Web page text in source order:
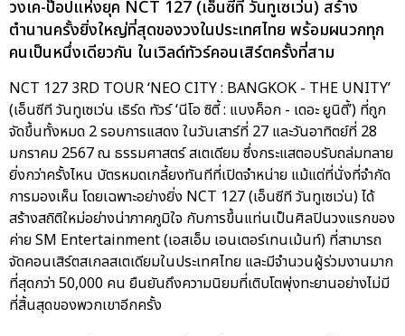
วงเค-ป๊อปแห่งยุค NCT 127 (เอ็นซีที วันทูเซเว่น) สร้าง
ตำนานครั้งยิ่งใหญ่ที่สุดของวงในประเทศไทย พร้อมผนวกทุก
คนเป็นหนึ่งเดียวกัน ในเวิลด์ทัวร์คอนเสิร์ตครั้งที่สาม
NCT 127 3RD TOUR ‘NEO CITY : BANGKOK - THE UNITY’
(เอ็นซีที วันทูเซเว่น เธิร์ด ทัวร์ ‘นีโอ ซิตี้ : แบงค็อก - เดอะ ยูนิตี้’) ที่ถูก
จัดขึ้นทั้งหมด 2 รอบการแสดง ในวันเสาร์ที่ 27 และวันอาทิตย์ที่ 28
มกราคม 2567 ณ ธรรมศาสตร์ สเตเดียม ซึ่งกระแสตอบรับถล่มทลาย
ยิ่งกว่าครั้งไหน บัตรหมดเกลี้ยงทันทีที่เปิดจำหน่าย แม้แต่ที่นั่งที่จำกัด
การมองเห็น โดยเฉพาะอย่างยิ่ง NCT 127 (เอ็นซีที วันทูเซเว่น) ได้
สร้างสถิติใหม่อย่างน่าภาคภูมิใจ กับการขึ้นแท่นเป็นศิลปินวงแรกของ
ค่าย SM Entertainment (เอสเอ็ม เอนเตอร์เทนเม้นท์) ที่สามารถ
จัดคอนเสิร์ตสเกลสเตเดียมในประเทศไทย และมีจำนวนผู้ร่วมงานมาก
ที่สุดกว่า 50,000 คน ยืนยันถึงความนิยมที่เติบโตพุ่งทะยานอย่างไม่มี
ที่สิ้นสุดของพวกเขาอีกครั้ง